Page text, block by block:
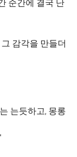
순간에 결국 난
감각을 만들더
는듯하고, 몽롱